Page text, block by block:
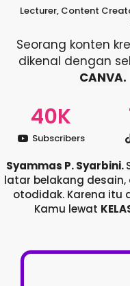
Lecturer, Content
Seorang konten
dikenal dengan
CANVA.
40K
Subscribers
Syammas P. Syarbini.
latar belakang
otodidak. Karena itu
Kamu lewat